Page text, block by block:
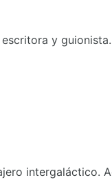
y guionista.
intergaláctico.